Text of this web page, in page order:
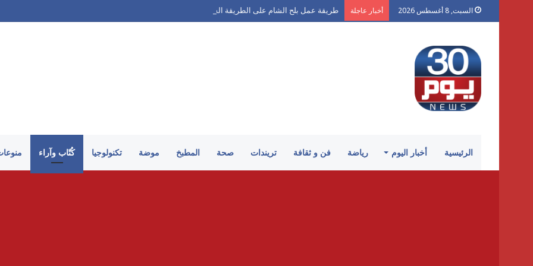
السبت, 8 أغسطس 2026 أخبار عاجلة طريقة عمل بلح الشام على الطريقة السورية
الرئيسية أخبار اليوم رياضة فن و ثقافة تريندات صحة المطبخ موضة تكنولوجيا كُتّاب وآراء